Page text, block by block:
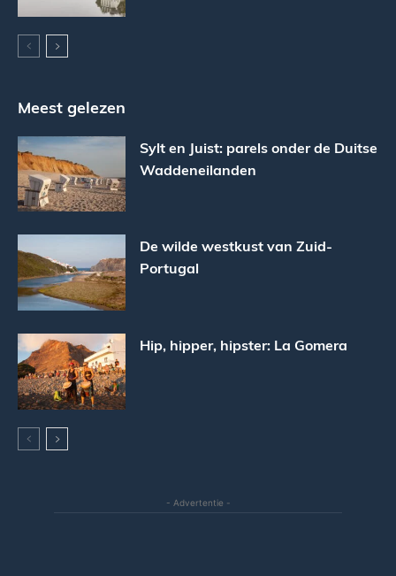
Meest gelezen
Sylt en Juist: parels onder de Duitse
Waddeneilanden
De wilde westkust van Zuid-
Portugal
Hip, hipper, hipster: La Gomera
- Advertentie -